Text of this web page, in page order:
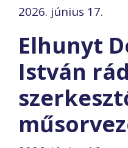
2026. június 17.
Elhunyt
István